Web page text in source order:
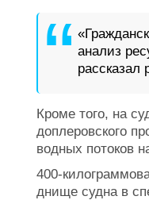
анализ
рассказал
Кроме того, на
доплеровского
водных потоков
400-
днище судна в